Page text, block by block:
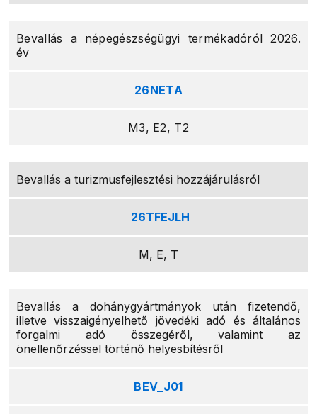
Bevallás a népegészségügyi termékadóról 2026.
év
26NETA
M3, E2, T2
Bevallás a turizmusfejlesztési hozzájárulásról
26TFEJLH
M, E, T
Bevallás a dohánygyártmányok után fizetendő,
illetve visszaigényelhető jövedéki adó és általános
forgalmi adó összegéről, valamint az
önellenőrzéssel történő helyesbítésről
BEV_J01